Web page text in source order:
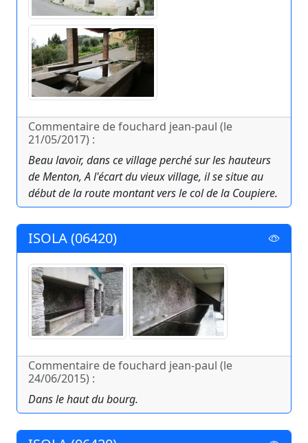
Commentaire de fouchard jean-paul (le
21/05/2017) :
Beau lavoir, dans ce village perché sur les hauteurs
de Menton, A l'écart du vieux village, il se situe au
début de la route montant vers le col de la Coupiere.
ISOLA (06420)
Commentaire de fouchard jean-paul (le
24/06/2015) :
Dans le haut du bourg.